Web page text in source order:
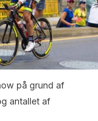
på grund af
antallet af